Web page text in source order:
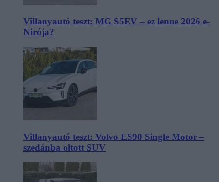
Villanyautó teszt: MG S5EV – ez lenne 2026 e-
Nirója?
Villanyautó teszt: Volvo ES90 Single Motor –
szedánba oltott SUV